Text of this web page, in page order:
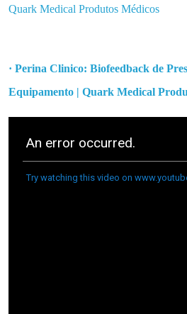
Quark Medical Produtos Médicos
· Perina Clinico: Biofeedback de
Equipamento | Quark Medical